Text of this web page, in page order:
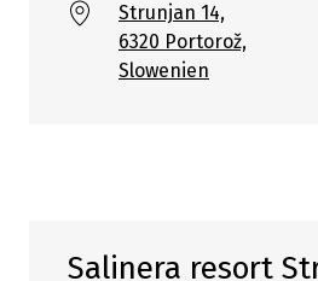
Strunjan 14,
6320 Portorož,
Slowenien
Salinera resort